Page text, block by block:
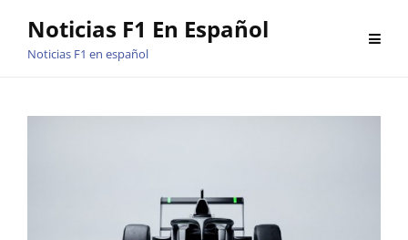
Noticias F1 En Español
Noticias F1 en español